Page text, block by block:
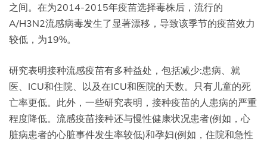
之间。在为2014-2015年疫苗选择毒株后，流行的
A/H3N2流感病毒发生了显著漂移，导致该季节的疫苗效力
较低，为19%。
研究表明接种流感疫苗有多种益处，包括减少:患病、就
医、ICU和住院、以及在ICU和医院的天数。只有儿童的死
亡率更低。此外，一些研究表明，接种疫苗的人患病的严重
程度降低。流感疫苗接种还与慢性健康状况患者(例如，心
脏病患者的心脏事件发生率较低)和孕妇(例如，住院和急性